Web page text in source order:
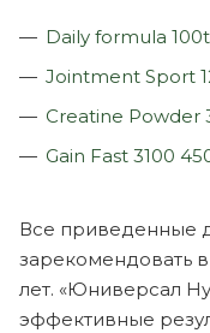
Daily formula
Jointment Sport
Creatine Powder
Gain Fast 3100
Все приведенные
зарекомендовать
лет. «Юниверсал
эффективные